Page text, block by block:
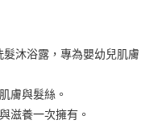
。
以下簡稱本公司）所提供，讓
，並由商店將買賣／分期付款
帳單繳交帳款。
關係目的，商店將以您的個人
哥大進項蒐集、處理及利用，
完成結帳。
。
中的連結，可透過四大超商／
視為交易完成。
但若您需要取消訂單，請聯絡
視為有效，需透過AFTEE先享
結帳頁面顯示為準，若有關於
局i郵箱)
不適用於郵局i郵箱）
髮沐浴露，專為嬰幼兒肌膚
膚與髮絲。
滋養一次擁有。